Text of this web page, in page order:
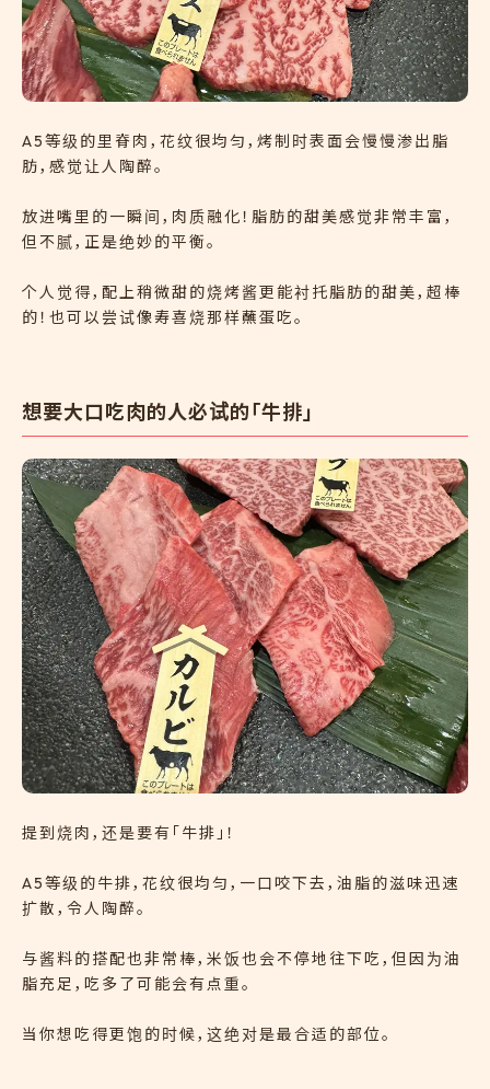
A5等级的里脊肉，花纹很均匀，烤制时表面会慢慢渗出脂
肪，感觉让人陶醉。
放进嘴里的一瞬间，肉质融化！脂肪的甜美感觉非常丰富，
但不腻，正是绝妙的平衡。
个人觉得，配上稍微甜的烧烤酱更能衬托脂肪的甜美，超棒
的！也可以尝试像寿喜烧那样蘸蛋吃。
想要大口吃肉的人必试的「牛排」
提到烧肉，还是要有「牛排」！
A5等级的牛排，花纹很均匀，一口咬下去，油脂的滋味迅速
扩散，令人陶醉。
与酱料的搭配也非常棒，米饭也会不停地往下吃，但因为油
脂充足，吃多了可能会有点重。
当你想吃得更饱的时候，这绝对是最合适的部位。